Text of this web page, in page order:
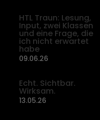
HTL Traun: Lesung,
Input, zwei Klassen
und eine Frage, die
ich nicht erwartet
habe
09.06.26
Echt. Sichtbar.
Wirksam.
13.05.26